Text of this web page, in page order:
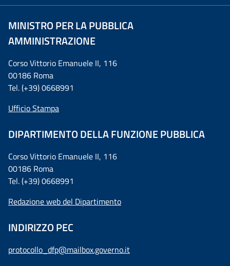
MINISTRO PER LA PUBBLICA
AMMINISTRAZIONE
Corso Vittorio Emanuele II, 116
00186 Roma
Tel. (+39) 0668991
Ufficio Stampa
DIPARTIMENTO DELLA FUNZIONE PUBBLICA
Corso Vittorio Emanuele II, 116
00186 Roma
Tel. (+39) 0668991
Redazione web del Dipartimento
INDIRIZZO PEC
protocollo_dfp@mailbox.governo.it